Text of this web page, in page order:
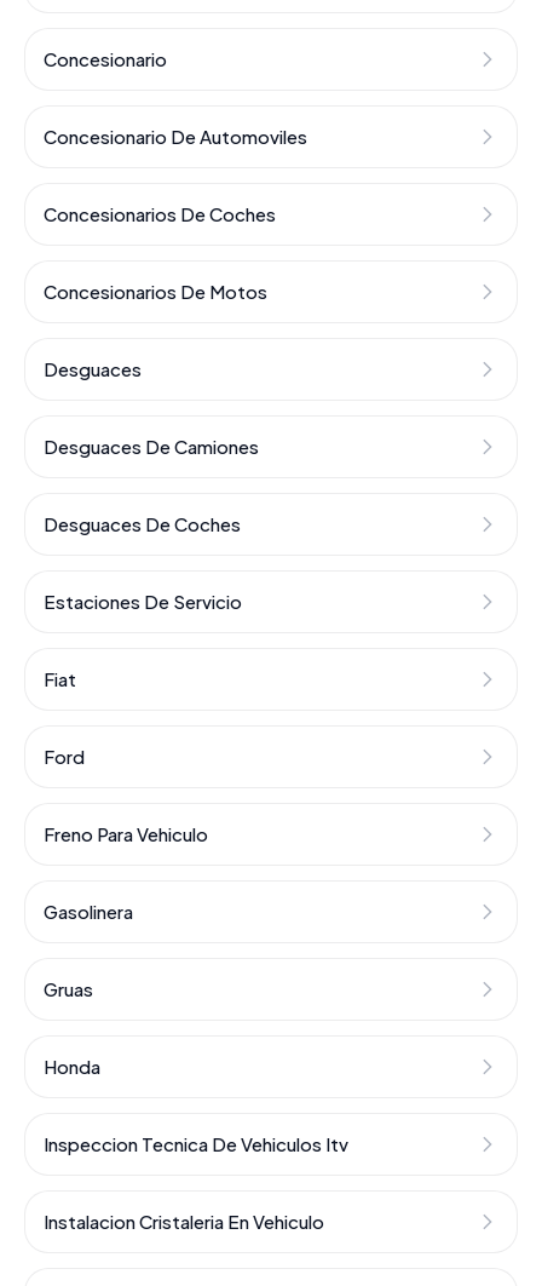
Concesionario
Concesionario De Automoviles
Concesionarios De Coches
Concesionarios De Motos
Desguaces
Desguaces De Camiones
Desguaces De Coches
Estaciones De Servicio
Fiat
Ford
Freno Para Vehiculo
Gasolinera
Gruas
Honda
Inspeccion Tecnica De Vehiculos Itv
Instalacion Cristaleria En Vehiculo